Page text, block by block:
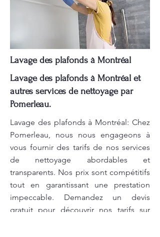
Lavage des plafonds à Montréal
Lavage des plafonds à Montréal et
autres services de nettoyage par
Pomerleau.
Lavage des plafonds à Montréal: Chez
Pomerleau, nous nous engageons à
vous fournir des tarifs de nos services
de nettoyage abordables et
transparents. Nos prix sont compétitifs
tout en garantissant une prestation
impeccable. Demandez un devis
gratuit pour découvrir nos tarifs sur